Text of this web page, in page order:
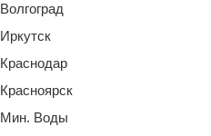
Волгоград
Иркутск
Краснодар
Красноярск
Мин. Воды